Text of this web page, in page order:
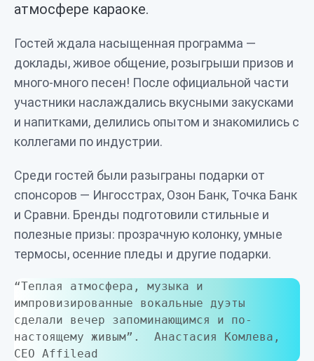
атмосфере караоке.
Гостей ждала насыщенная программа —
доклады, живое общение, розыгрыши призов и
много-много песен! После официальной части
участники наслаждались вкусными закусками
и напитками, делились опытом и знакомились с
коллегами по индустрии.
Среди гостей были разыграны подарки от
спонсоров — Ингосстрах, Озон Банк, Точка Банк
и Сравни. Бренды подготовили стильные и
полезные призы: прозрачную колонку, умные
термосы, осенние пледы и другие подарки.
“Теплая атмосфера, музыка и
импровизированные вокальные дуэты
сделали вечер запоминающимся и по-
настоящему живым”.  Анастасия Комлева,
CEO Affilead